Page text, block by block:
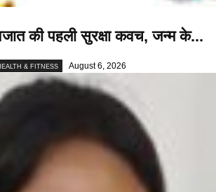
की पहली सुरक्षा कवच, जन्म के...
& FITNESS August 6, 2026